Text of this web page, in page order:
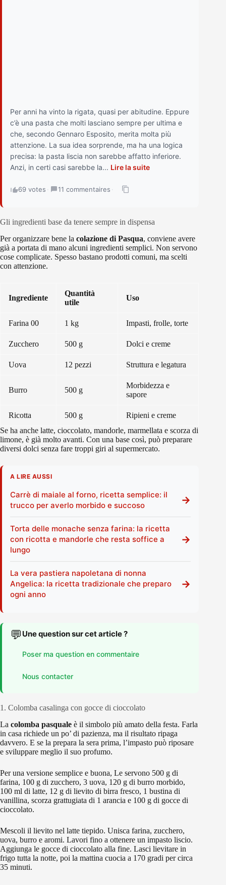
Per anni ha vinto la rigata, quasi per abitudine. Eppure
c’è una pasta che molti lasciano sempre per ultima e
che, secondo Gennaro Esposito, merita molta più
attenzione. La sua idea sorprende, ma ha una logica
precisa: la pasta liscia non sarebbe affatto inferiore.
Anzi, in certi casi sarebbe la... Lire la suite
69 votes · 11 commentaires ·
Gli ingredienti base da tenere sempre in dispensa
Per organizzare bene la colazione di Pasqua, conviene avere
già a portata di mano alcuni ingredienti semplici. Non servono
cose complicate. Spesso bastano prodotti comuni, ma scelti
con attenzione.
Ingrediente
Quantità
utile
Uso
Farina 00 1 kg Impasti, frolle, torte
Zucchero 500 g Dolci e creme
Uova 12 pezzi Struttura e legatura
Burro 500 g
Morbidezza e
sapore
Ricotta 500 g
Ripieni e creme
Se ha anche latte, cioccolato, mandorle, marmellata e scorza di
limone, è già molto avanti. Con una base così, può preparare
diversi dolci senza fare troppi giri al supermercato.
A LIRE AUSSI
Carrè di maiale al forno, ricetta semplice: il
trucco per averlo morbido e succoso
→
Torta delle monache senza farina: la ricetta
con ricotta e mandorle che resta soffice a
lungo
→
La vera pastiera napoletana di nonna
Angelica: la ricetta tradizionale che preparo
ogni anno
→
💬 Une question sur cet article ?
Poser ma question en commentaire
Nous contacter
1. Colomba casalinga con gocce di cioccolato
La colomba pasquale è il simbolo più amato della festa. Farla
in casa richiede un po’ di pazienza, ma il risultato ripaga
davvero. E se la prepara la sera prima, l’impasto può riposare
e sviluppare meglio il suo profumo.
Per una versione semplice e buona, Le servono 500 g di
farina, 100 g di zucchero, 3 uova, 120 g di burro morbido,
100 ml di latte, 12 g di lievito di birra fresco, 1 bustina di
vanillina, scorza grattugiata di 1 arancia e 100 g di gocce di
cioccolato.
Mescoli il lievito nel latte tiepido. Unisca farina, zucchero,
uova, burro e aromi. Lavori fino a ottenere un impasto liscio.
Aggiunga le gocce di cioccolato alla fine. Lasci lievitare in
frigo tutta la notte, poi la mattina cuocia a 170 gradi per circa
35 minuti.